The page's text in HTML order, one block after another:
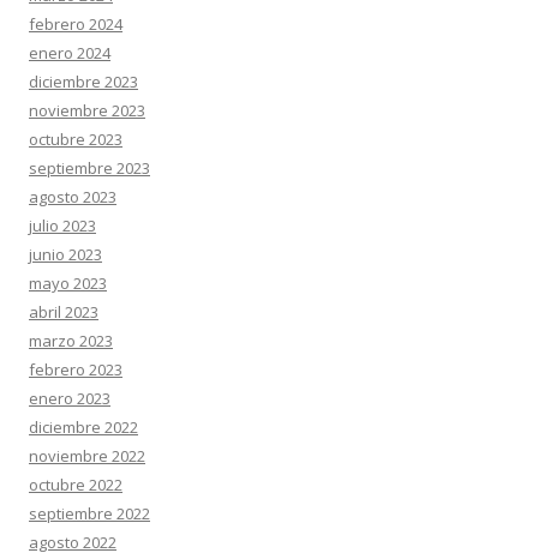
febrero 2024
enero 2024
diciembre 2023
noviembre 2023
octubre 2023
septiembre 2023
agosto 2023
julio 2023
junio 2023
mayo 2023
abril 2023
marzo 2023
febrero 2023
enero 2023
diciembre 2022
noviembre 2022
octubre 2022
septiembre 2022
agosto 2022